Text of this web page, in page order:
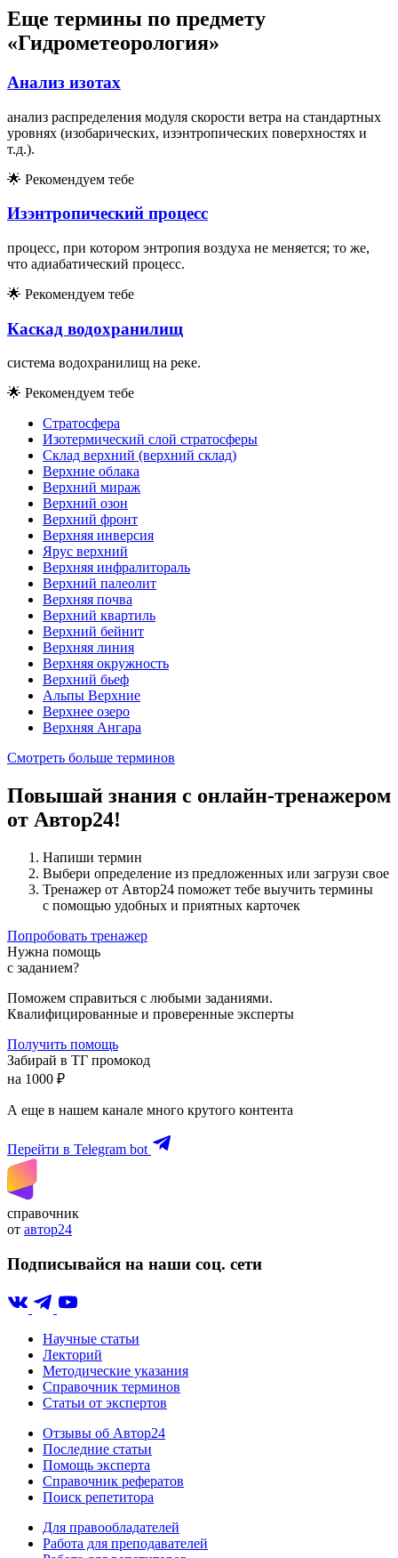
Еще термины по предмету
«Гидрометеорология»
Анализ изотах
анализ распределения модуля скорости ветра на стандартных
уровнях (изобарических, изэнтропических поверхностях и
т.д.).
🌟 Рекомендуем тебе
Изэнтропический процесс
процесс, при котором энтропия воздуха не меняется; то же,
что адиабатический процесс.
🌟 Рекомендуем тебе
Каскад водохранилищ
система водохранилищ на реке.
🌟 Рекомендуем тебе
Стратосфера
Изотермический слой стратосферы
Склад верхний (верхний склад)
Верхние облака
Верхний мираж
Верхний озон
Верхний фронт
Верхняя инверсия
Ярус верхний
Верхняя инфралитораль
Верхний палеолит
Верхняя почва
Верхний квартиль
Верхний бейнит
Верхняя линия
Верхняя окружность
Верхний бьеф
Альпы Верхние
Верхнее озеро
Верхняя Ангара
Смотреть больше терминов
Повышай знания с онлайн-тренажером
от Автор24!
Напиши термин
Выбери определение из предложенных или загрузи свое
Тренажер от Автор24 поможет тебе выучить термины
с помощью удобных и приятных карточек
Попробовать тренажер
Нужна помощь
с заданием?
Поможем справиться с любыми заданиями.
Квалифицированные и проверенные эксперты
Получить помощь
Забирай в ТГ промокод
на 1000 ₽
А еще в нашем канале много крутого контента
Перейти в Telegram bot
справочник
от автор24
Подписывайся на наши соц. сети
Научные статьи
Лекторий
Методические указания
Справочник терминов
Статьи от экспертов
Отзывы об Автор24
Последние статьи
Помощь эксперта
Справочник рефератов
Поиск репетитора
Для правообладателей
Работа для преподавателей